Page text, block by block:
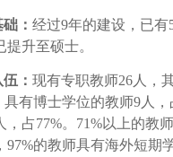
： 经过9年的建设，已有
升至硕士。
： 现有专职教师26 人，
具有博士学位的教师9 人，
，占77%。 71%以上的教
97%的教师具有海外短期